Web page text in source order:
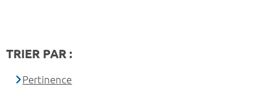
TRIER PAR :
Pertinence